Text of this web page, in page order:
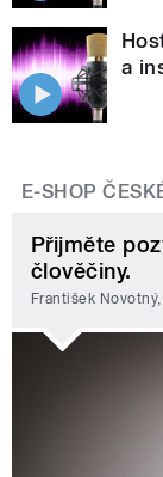
a
E-SHOP
Přijměte
člověčiny.
František